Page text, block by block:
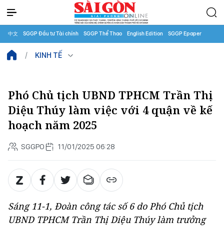
中文 SGGP Đầu tư Tài chính SGGP Thể Thao English Edition SGGP Epaper
KINH TẾ
Phó Chủ tịch UBND TPHCM Trần Thị
Diệu Thúy làm việc với 4 quận về kế
hoạch năm 2025
SGGPO 11/01/2025 06:28
Sáng 11-1, Đoàn công tác số 6 do Phó Chủ tịch
UBND TPHCM Trần Thị Diệu Thúy làm trưởng